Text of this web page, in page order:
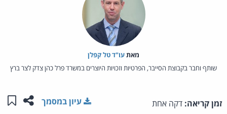
מאת‏עו"ד טל קפלן
שותף וחבר בקבוצת הסייבר, הפרטיות וזכויות היוצרים במשרד פרל כהן צדק לצר ברץ
זמן קריאה: דקה אחת שתפו
עיון במסמך